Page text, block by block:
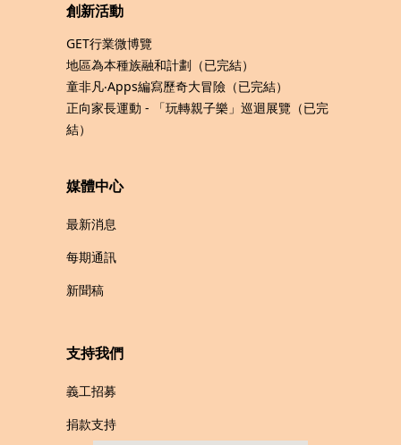
創新活動
GET行業微博覽
地區為本種族融和計劃（已完結）
童非凡‧Apps編寫歷奇大冒險（已完結）
正向家長運動 - 「玩轉親子樂」巡迴展覽（已完
結）
媒體中心
最新消息
每期通訊
新聞稿
支持我們
義工招募
捐款支持